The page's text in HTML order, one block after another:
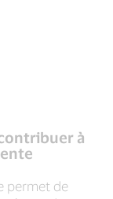
à
permet de